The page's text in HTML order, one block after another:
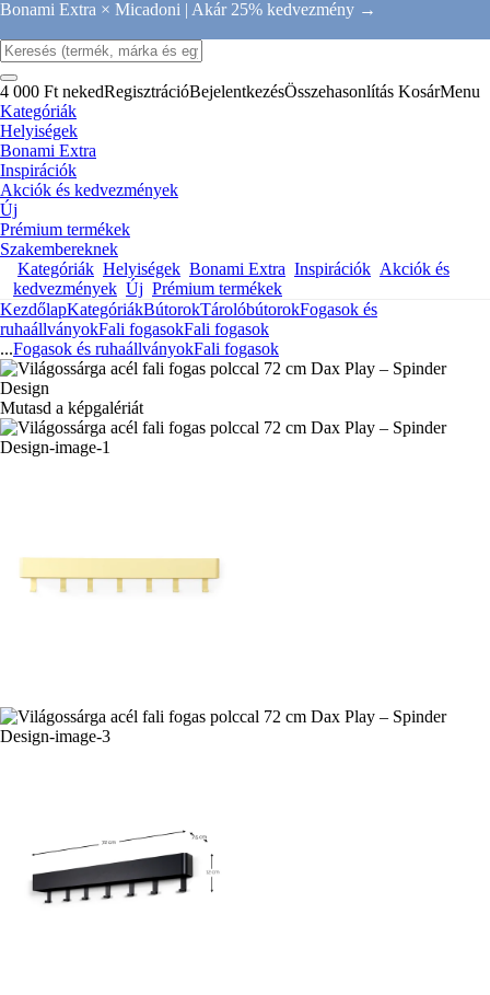
Bonami Extra × Micadoni | Akár 25% kedvezmény →
4 000 Ft nekedRegisztrációBejelentkezésÖsszehasonlítás KosárMenu
Kategóriák
Helyiségek
Bonami Extra
Inspirációk
Akciók és kedvezmények
Új
Prémium termékek
Szakembereknek
Kategóriák Helyiségek Bonami Extra Inspirációk Akciók és
kedvezmények Új Prémium termékek
KezdőlapKategóriákBútorokTárolóbútorokFogasok és
ruhaállványokFali fogasokFali fogasok
...Fogasok és ruhaállványokFali fogasok
Mutasd a képgalériát